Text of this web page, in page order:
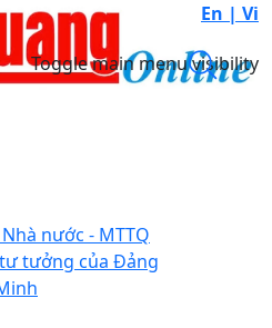
En | Vi
Toggle main menu visibility
nước - MTTQ
tưởng của Đảng